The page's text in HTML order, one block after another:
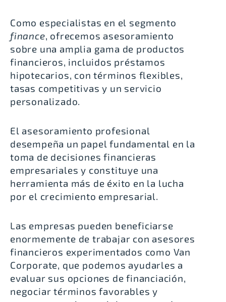
Como especialistas en el segmento
finance, ofrecemos asesoramiento
sobre una amplia gama de productos
financieros, incluidos préstamos
hipotecarios, con términos flexibles,
tasas competitivas y un servicio
personalizado.
El asesoramiento profesional
desempeña un papel fundamental en la
toma de decisiones financieras
empresariales y constituye una
herramienta más de éxito en la lucha
por el crecimiento empresarial.
Las empresas pueden beneficiarse
enormemente de trabajar con asesores
financieros experimentados como Van
Corporate, que podemos ayudarles a
evaluar sus opciones de financiación,
negociar términos favorables y